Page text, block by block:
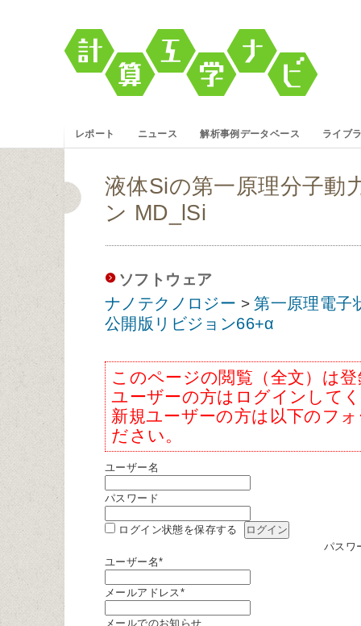
レポート ニュース 解析事例データベース ライブ
液体Siの第一原理分子動
ン MD_lSi
ソフトウェア
ナノテクノロジー >第一原理電子
公開版リビジョン66+α
このページの閲覧（全文）は
ユーザーの方はログインして
新規ユーザーの方は以下のフ
ださい。
ユーザー名
パスワード
ログイン状態を保存する
パスワ
ユーザー名*
メールアドレス*
メールでのお知らせ